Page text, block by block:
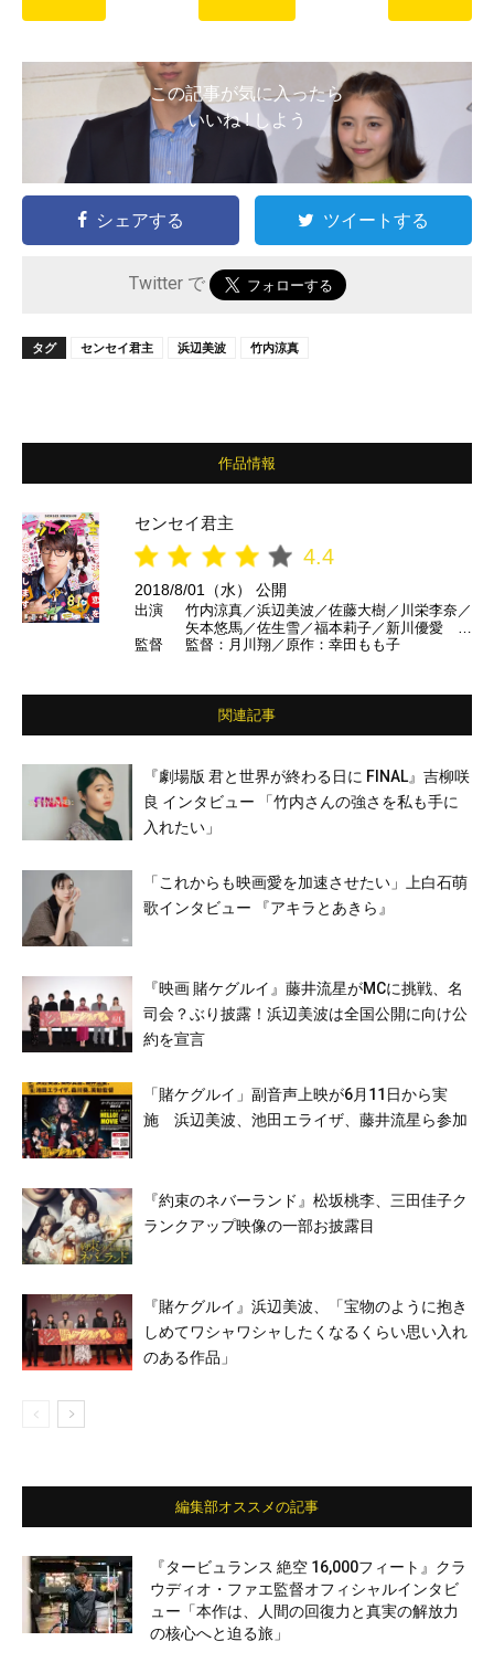
この記事が気に入ったら
いいね ! しよう
シェアする ツイートする
Twitter で
タグ センセイ君主 浜辺美波 竹内涼真
作品情報
センセイ君主
4.4
2018/8/01（水） 公開
出演
竹内涼真／浜辺美波／佐藤大樹／川栄李奈／
矢本悠馬／佐生雪／福本莉子／新川優愛 ほ
か
監督 監督：月川翔／原作：幸田もも子
関連記事
『劇場版 君と世界が終わる日に FINAL』吉柳咲
良 インタビュー 「竹内さんの強さを私も手に
入れたい」
「これからも映画愛を加速させたい」上白石萌
歌インタビュー 『アキラとあきら』
『映画 賭ケグルイ』藤井流星がMCに挑戦、名
司会？ぶり披露！浜辺美波は全国公開に向け公
約を宣言
「賭ケグルイ」副音声上映が6月11日から実
施 浜辺美波、池田エライザ、藤井流星ら参加
『約束のネバーランド』松坂桃李、三田佳子ク
ランクアップ映像の一部お披露目
『賭ケグルイ』浜辺美波、「宝物のように抱き
しめてワシャワシャしたくなるくらい思い入れ
のある作品」
編集部オススメの記事
『タービュランス 絶空 16,000フィート』クラ
ウディオ・ファエ監督オフィシャルインタビ
ュー「本作は、人間の回復力と真実の解放力
の核心へと迫る旅」